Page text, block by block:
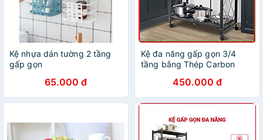
Kệ nhựa dán tường 2 tầng
gấp gọn
65.000 đ
Kệ đa năng gấp gọn 3/4
tầng bằng Thép Carbon
bánh xe, kệ sách trang trí
450.000 đ